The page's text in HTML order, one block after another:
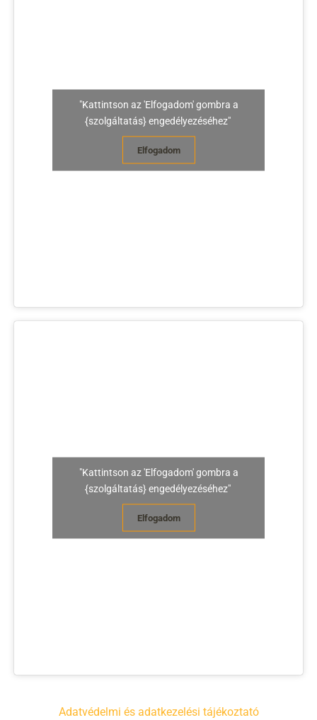
"Kattintson az 'Elfogadom' gombra a
{szolgáltatás} engedélyezéséhez"
Elfogadom
"Kattintson az 'Elfogadom' gombra a
{szolgáltatás} engedélyezéséhez"
Elfogadom
Adatvédelmi és adatkezelési tájékoztató